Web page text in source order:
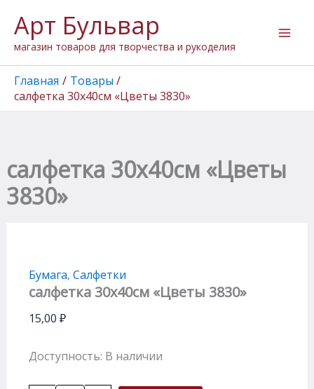
содержимому
Арт Бульвар
магазин товаров для творчества и рукоделия
Главная
Товары
салфетка 30х40см «Цветы 3830»
салфетка 30х40см «Цветы
3830»
Бумага, Салфетки
салфетка 30х40см «Цветы 3830»
15,00 ₽
Доступность: В наличии
товара
салфетка
30х40см
"Цветы
3830"